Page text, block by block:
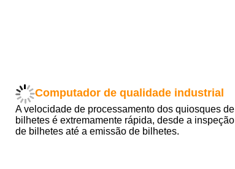
Computador de qualidade industrial
A velocidade de processamento dos quiosques de
bilhetes é extremamente rápida, desde a inspeção
de bilhetes até a emissão de bilhetes.